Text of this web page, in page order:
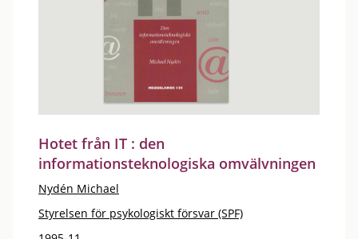
Hotet från IT : den
informationsteknologiska omvälvningen
Nydén Michael
Styrelsen för psykologiskt försvar (SPF)